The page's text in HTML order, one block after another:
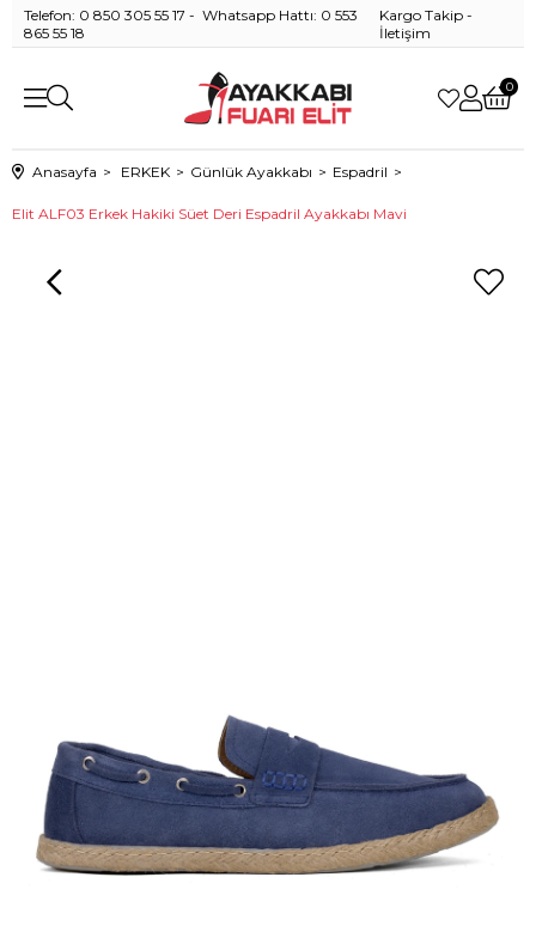
Telefon: 0 850 305 55 17 - Whatsapp Hattı: 0 553
865 55 18
Kargo Takip -
İletişim
0
Anasayfa ERKEK Günlük Ayakkabı Espadril
Elit ALF03 Erkek Hakiki Süet Deri Espadril Ayakkabı Mavi